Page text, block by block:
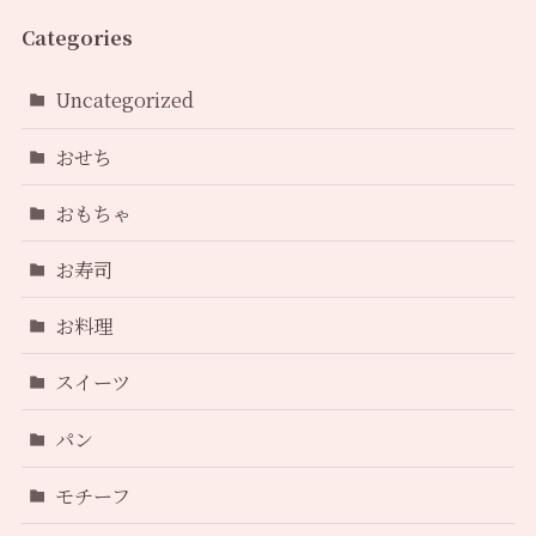
Categories
Uncategorized
おせち
おもちゃ
お寿司
お料理
スイーツ
パン
モチーフ